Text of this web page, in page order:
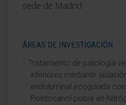
sede de Madrid.
ÁREAS DE INVESTIGACIÓN
Tratamiento de patología
inferiores mediante
endoluminal ecoguiada
Polidocanol pobre en